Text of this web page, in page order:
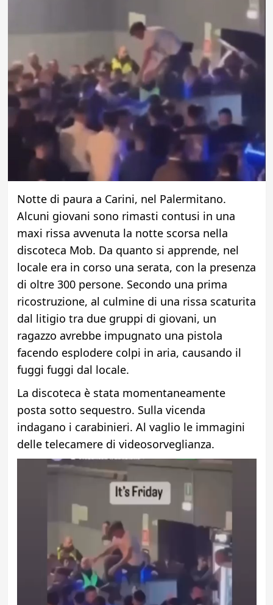
Notte di paura a Carini, nel Palermitano.
Alcuni giovani sono rimasti contusi in una
maxi rissa avvenuta la notte scorsa nella
discoteca Mob. Da quanto si apprende, nel
locale era in corso una serata, con la presenza
di oltre 300 persone. Secondo una prima
ricostruzione, al culmine di una rissa scaturita
dal litigio tra due gruppi di giovani, un
ragazzo avrebbe impugnato una pistola
facendo esplodere colpi in aria, causando il
fuggi fuggi dal locale.
La discoteca è stata momentaneamente
posta sotto sequestro. Sulla vicenda
indagano i carabinieri. Al vaglio le immagini
delle telecamere di videosorveglianza.